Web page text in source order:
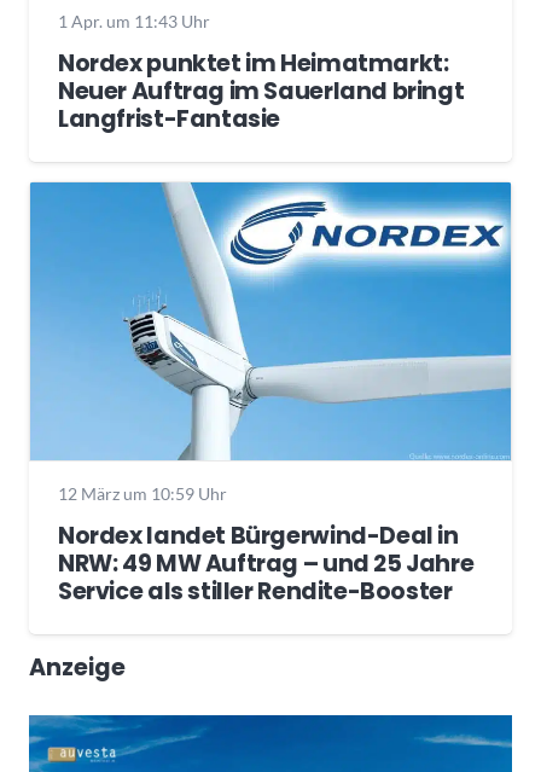
1 Apr. um 11:43 Uhr
Nordex punktet im Heimatmarkt:
Neuer Auftrag im Sauerland bringt
Langfrist-Fantasie
12 März um 10:59 Uhr
Nordex landet Bürgerwind-Deal in
NRW: 49 MW Auftrag – und 25 Jahre
Service als stiller Rendite-Booster
Anzeige